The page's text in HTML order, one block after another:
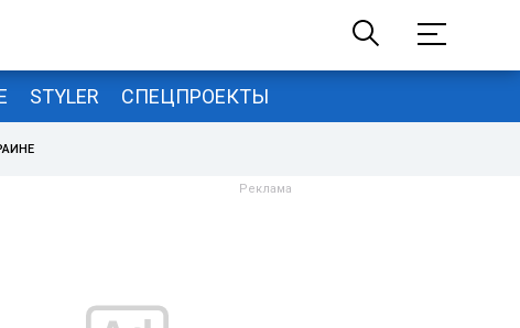
STYLER СПЕЦПРОЕКТЫ